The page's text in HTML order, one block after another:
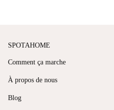
SPOTAHOME
Comment ça marche
À propos de nous
Blog